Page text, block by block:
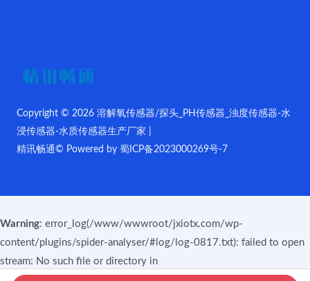
Copyright © 2026 溶解氧传感器/探头_PH传感器_浊度传感器-水
浸传感器-水质传感器生产厂家 |
精讯畅通© Powered by 蜀ICP备2023000269号-7
Warning: error_log(/www/wwwroot/jxiotx.com/wp-
content/plugins/spider-analyser/#log/log-0817.txt): failed to open
stream: No such file or directory in